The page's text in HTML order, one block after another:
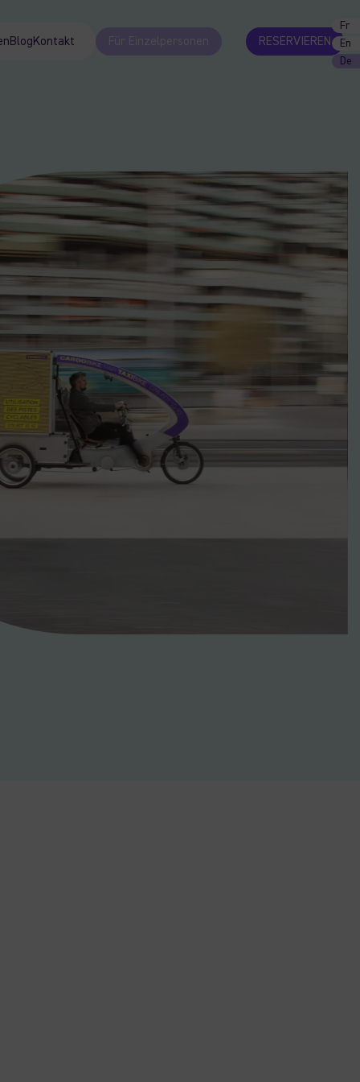
Blog Kontakt Für Einzelpersonen RESERVIEREN
Fr
En
De